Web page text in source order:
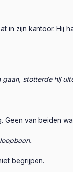
in zijn kantoor.
stotterde hij
van beiden
begrijpen.